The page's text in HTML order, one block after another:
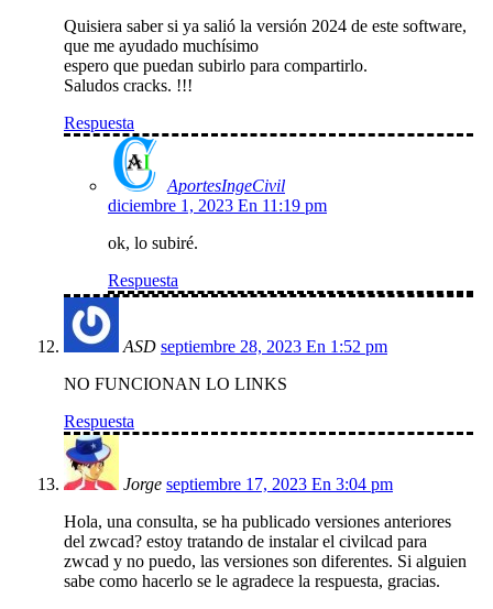
Quisiera saber si ya salió la versión 2024 de este software,
que me ayudado muchísimo
espero que puedan subirlo para compartirlo.
Saludos cracks. !!!
Respuesta
AportesIngeCivil
diciembre 1, 2023 En 11:19 pm
ok, lo subiré.
Respuesta
ASD septiembre 28, 2023 En 1:52 pm
NO FUNCIONAN LO LINKS
Respuesta
Jorge septiembre 17, 2023 En 3:04 pm
Hola, una consulta, se ha publicado versiones anteriores
del zwcad? estoy tratando de instalar el civilcad para
zwcad y no puedo, las versiones son diferentes. Si alguien
sabe como hacerlo se le agradece la respuesta, gracias.